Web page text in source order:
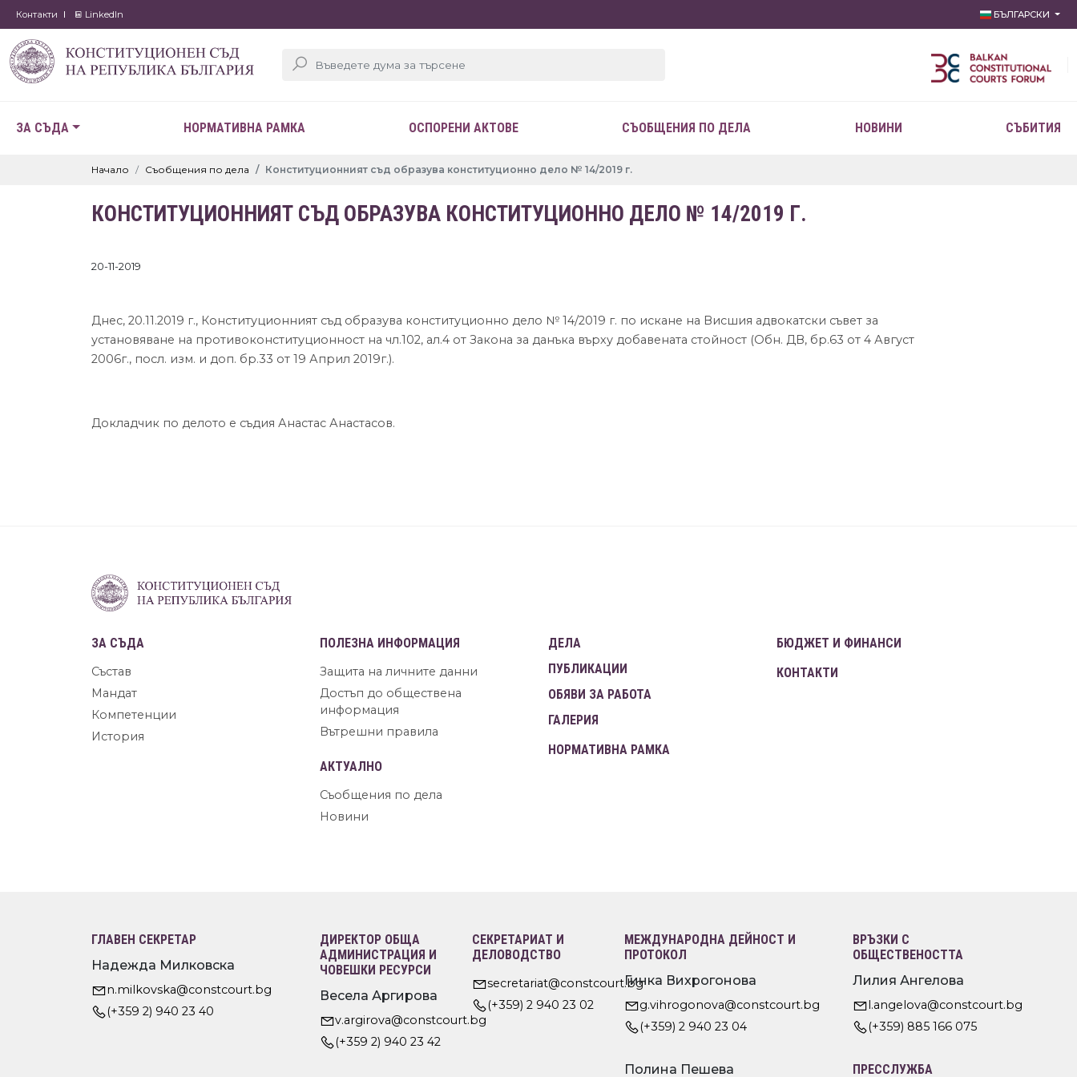
Контакти LinkedIn БЪЛГАРСКИ
ЗА СЪДА НОРМАТИВНА РАМКА ОСПОРЕНИ АКТОВЕ СЪОБЩЕНИЯ ПО ДЕЛА НОВИНИ СЪБИТИЯ
Начало Съобщения по дела Конституционният съд образува конституционно дело № 14/2019 г.
КОНСТИТУЦИОННИЯТ СЪД ОБРАЗУВА КОНСТИТУЦИОННО ДЕЛО № 14/2019 Г.
20-11-2019
Днес, 20.11.2019 г., Конституционният съд образува конституционно дело № 14/2019 г. по искане на Висшия адвокатски съвет за
установяване на противоконституционност на чл.102, ал.4 от Закона за данъка върху добавената стойност (Обн. ДВ, бр.63 от 4 Август
2006г., посл. изм. и доп. бр.33 от 19 Април 2019г.).
Докладчик по делото е съдия Анастас Анастасов.
ЗА СЪДА
Състав
Мандат
Компетенции
История
ПОЛЕЗНА ИНФОРМАЦИЯ
Защита на личните данни
Достъп до обществена
информация
Вътрешни правила
АКТУАЛНО
Съобщения по дела
Новини
ДЕЛА
ПУБЛИКАЦИИ
ОБЯВИ ЗА РАБОТА
ГАЛЕРИЯ
НОРМАТИВНА РАМКА
БЮДЖЕТ И ФИНАНСИ
КОНТАКТИ
ГЛАВЕН СЕКРЕТАР
Надежда Милковска
n.milkovska@constcourt.bg
(+359 2) 940 23 40
ДИРЕКТОР ОБЩА
АДМИНИСТРАЦИЯ И
ЧОВЕШКИ РЕСУРСИ
Весела Аргирова
v.argirova@constcourt.bg
(+359 2) 940 23 42
СЕКРЕТАРИАТ И
ДЕЛОВОДСТВО
secretariat@constcourt.bg
(+359) 2 940 23 02
МЕЖДУНАРОДНА ДЕЙНОСТ И
ПРОТОКОЛ
Гинка Вихрогонова
g.vihrogonova@constcourt.bg
(+359) 2 940 23 04
Полина Пешева
ВРЪЗКИ С
ОБЩЕСТВЕНОСТТА
Лилия Ангелова
l.angelova@constcourt.bg
(+359) 885 166 075
ПРЕССЛУЖБА